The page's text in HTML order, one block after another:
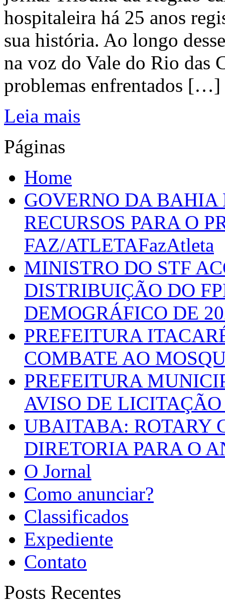
hospitaleira há 25 anos
sua história. Ao longo
na voz do Vale do Rio das
problemas enfrentados […]
Leia mais
Páginas
Home
GOVERNO DA
RECURSOS PARA O
FAZ/ATLETAFazAtleta
MINISTRO DO STF
DISTRIBUIÇÃO DO
DEMOGRÁFICO DE
PREFEITURA
COMBATE AO
PREFEITURA
AVISO DE LICITAÇÃO
UBAITABA: ROTARY
DIRETORIA PARA O
O Jornal
Como anunciar?
Classificados
Expediente
Contato
Posts Recentes